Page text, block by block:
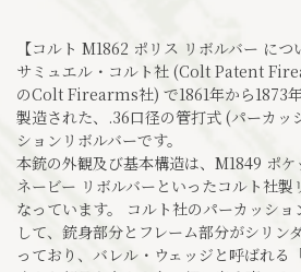
【コルト M1862 ポリス リボルバー につ
サミュエル・コルト社 (Colt Patent
のColt Firearms社) で1861年から1873
製造された、.36口径の管打式 (パーカッ
ションリボルバーです。
本銃の外観及び基本構造は、M1849 ポケ
ネービー リボルバーといったコルト社製
なっています。 コルト社のパーカッショ
して、銃身部分とフレーム部分がシリン
っており、バレル・ウェッジと呼ばれる